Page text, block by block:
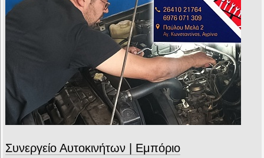
Συνεργείο Αυτοκινήτων | Εμπόριο